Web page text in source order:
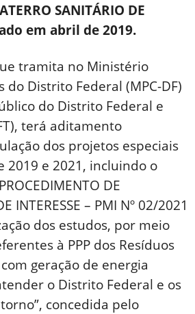
SANITÁRIO DE
em abril de 2019.
tramita no Ministério
do Distrito Federal (MPC-DF)
do Distrito Federal e
terá aditamento
dos projetos especiais
2019 e 2021, incluindo o
DE
INTERESSE – PMI Nº 02/2021
dos estudos, por meio
à PPP dos Resíduos
geração de energia
o Distrito Federal e os
concedida pelo